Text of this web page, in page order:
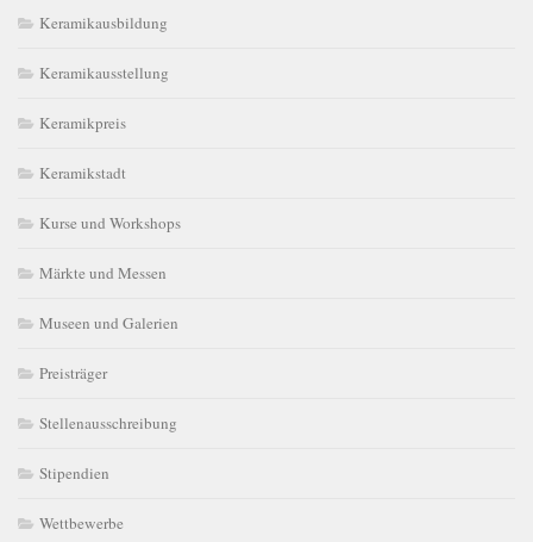
Keramikausbildung
Keramikausstellung
Keramikpreis
Keramikstadt
Kurse und Workshops
Märkte und Messen
Museen und Galerien
Preisträger
Stellenausschreibung
Stipendien
Wettbewerbe